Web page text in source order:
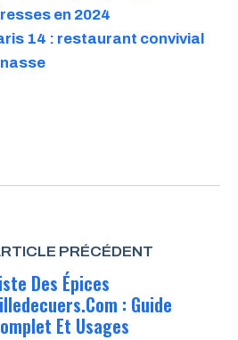
en 2024
14 : restaurant convivial
PRÉCÉDENT
Des Épices
: Guide
Et Usages